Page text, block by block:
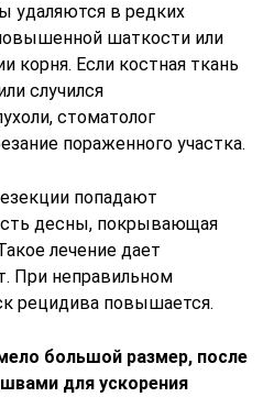
удаляются в редких
шаткости или
корня. Если костная ткань
случился
стоматолог
пораженного участка.
попадают
десны, покрывающая
лечение дает
При неправильном
рецидива повышается.
большой размер, после
для ускорения